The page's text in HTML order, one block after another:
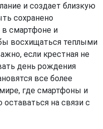
и создает близкую
сохранено
в смартфоне и
восхищаться теплыми
если крестная не
день рождения
все более
где смартфоны и
на связи с